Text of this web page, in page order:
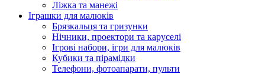
Ліжка та манежі
Іграшки для малюків
Брязкальця та гризунки
Нічники, проектори та каруселі
Ігрові набори, ігри для малюків
Кубики та пірамідки
Телефони, фотоапарати, пульти